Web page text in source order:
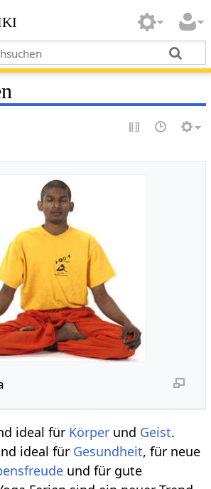
ideal für Körper und Geist.
ideal für Gesundheit, für neue
und für gute